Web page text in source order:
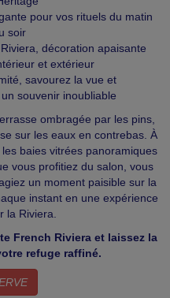
pour vos rituels du matin
soir
décoration apaisante
et extérieur
savourez la vue et
souvenir inoubliable
ombragée par les pins,
sur les eaux en contrebas. À
baies vitrées panoramiques
vous profitiez du salon, vous
un moment paisible sur la
instant en une expérience
la Riviera.
French Riviera et laissez la
refuge raffiné.